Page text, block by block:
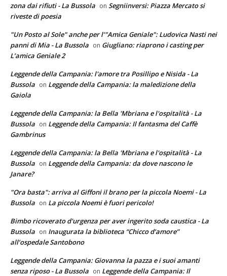
zona dai rifiuti - La Bussola on Segniinversi: Piazza Mercato si
riveste di poesia
"Un Posto al Sole" anche per l’"Amica Geniale": Ludovica Nasti nei
panni di Mia - La Bussola on Giugliano: riaprono i casting per
L’amica Geniale 2
Leggende della Campania: l'amore tra Posillipo e Nisida - La
Bussola on Leggende della Campania: la maledizione della
Gaiola
Leggende della Campania: la Bella 'Mbriana e l'ospitalità - La
Bussola on Leggende della Campania: Il fantasma del Caffè
Gambrinus
Leggende della Campania: la Bella 'Mbriana e l'ospitalità - La
Bussola on Leggende della Campania: da dove nascono le
Janare?
"Ora basta": arriva al Giffoni il brano per la piccola Noemi - La
Bussola on La piccola Noemi è fuori pericolo!
Bimbo ricoverato d'urgenza per aver ingerito soda caustica - La
Bussola on Inaugurata la biblioteca “Chicco d’amore”
all’ospedale Santobono
Leggende della Campania: Giovanna la pazza e i suoi amanti
senza riposo - La Bussola on Leggende della Campania: Il